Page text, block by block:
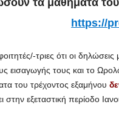
τα μαθήματα
https://
τριες ότι οι
εισαγωγής τους και το
του τρέχοντος εξαμήνου
στην εξεταστική περίοδο